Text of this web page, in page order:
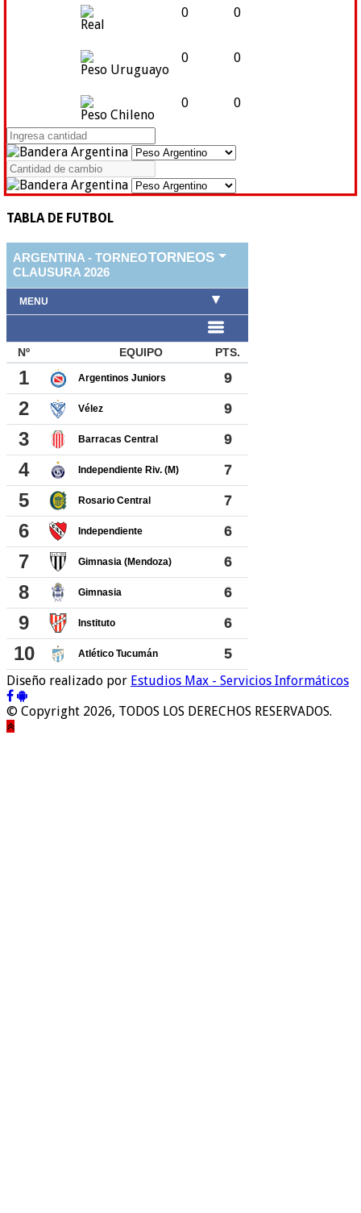
Real
0 0
Peso Uruguayo
0 0
Peso Chileno
0 0
TABLA DE FUTBOL
Diseño realizado por Estudios Max - Servicios Informáticos
© Copyright 2026, TODOS LOS DERECHOS RESERVADOS.